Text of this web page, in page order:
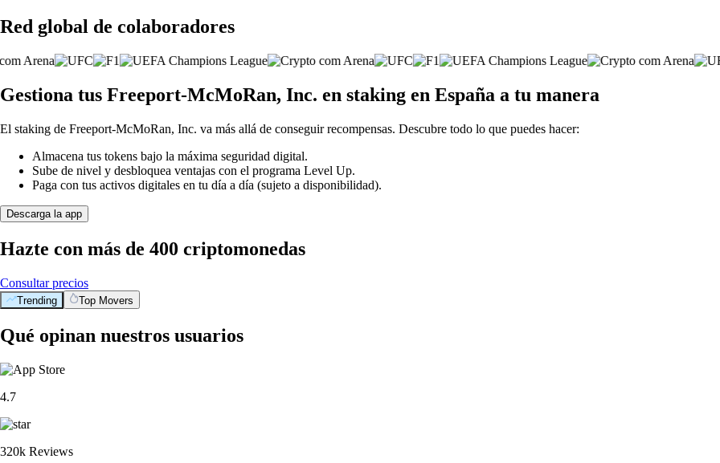
Red global de colaboradores
Gestiona tus Freeport-McMoRan, Inc. en staking en España a tu manera
El staking de Freeport-McMoRan, Inc. va más allá de conseguir recompensas. Descubre todo lo que puedes hacer:
Almacena tus tokens bajo la máxima seguridad digital.
Sube de nivel y desbloquea ventajas con el programa Level Up.
Paga con tus activos digitales en tu día a día (sujeto a disponibilidad).
Descarga la app
Hazte con más de 400 criptomonedas
Consultar precios
Trending Top Movers
Qué opinan nuestros usuarios
4.7
320k Reviews